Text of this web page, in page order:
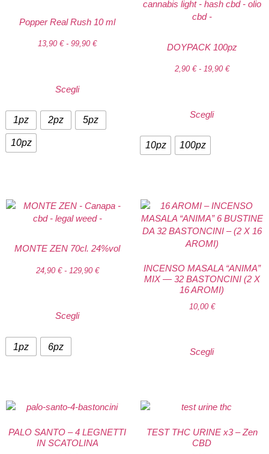
Popper Real Rush 10 ml
13,90 € - 99,90 €
Scegli
1pz 2pz 5pz
10pz
DOYPACK 100pz
2,90 € - 19,90 €
Scegli
10pz 100pz
MONTE ZEN 70cl. 24%vol
24,90 € - 129,90 €
Scegli
1pz 6pz
INCENSO MASALA “ANIMA”
MIX — 32 BASTONCINI (2 X
16 AROMI)
10,00 €
Scegli
PALO SANTO – 4 LEGNETTI
IN SCATOLINA
TEST THC URINE x3 – Zen
CBD